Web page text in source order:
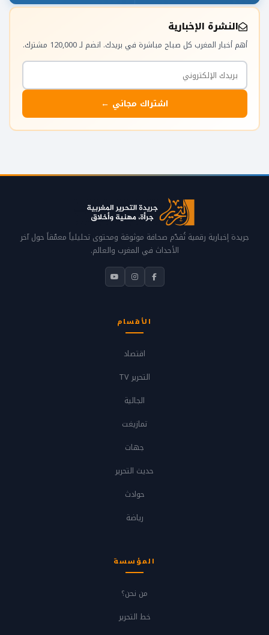
النشرة الإخبارية
أهم أخبار المغرب كل صباح مباشرة في بريدك. انضم لـ 120,000 مشترك.
اشتراك مجاني ←
جريدة إخبارية رقمية تُقدّم صحافة موثوقة ومحتوى تحليلياً معمّقاً حول آخر
الأحداث في المغرب والعالم.
الأقسام
اقتصاد
التحرير TV
الجالية
تمازيغت
جهات
حديث التحرير
حوادث
رياضة
المؤسسة
من نحن؟
خط التحرير